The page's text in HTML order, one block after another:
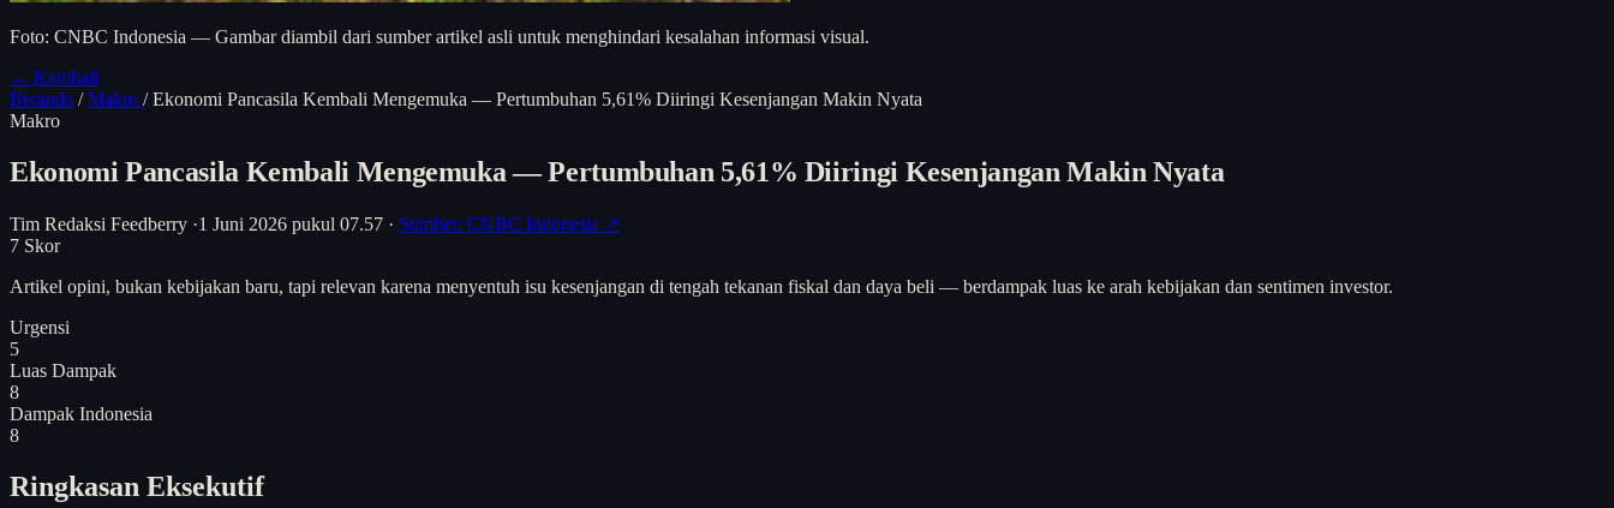
Foto: CNBC Indonesia — Gambar diambil dari sumber artikel asli untuk menghindari kesalahan informasi visual.
← Kembali
Beranda / Makro / Ekonomi Pancasila Kembali Mengemuka — Pertumbuhan 5,61% Diiringi Kesenjangan Makin Nyata
Makro
Ekonomi Pancasila Kembali Mengemuka — Pertumbuhan 5,61% Diiringi Kesenjangan Makin Nyata
Tim Redaksi Feedberry ·1 Juni 2026 pukul 07.57 · Sumber: CNBC Indonesia ↗
7 Skor
Artikel opini, bukan kebijakan baru, tapi relevan karena menyentuh isu kesenjangan di tengah tekanan fiskal dan daya beli — berdampak luas ke arah kebijakan dan sentimen investor.
Urgensi
5
Luas Dampak
8
Dampak Indonesia
8
Ringkasan Eksekutif